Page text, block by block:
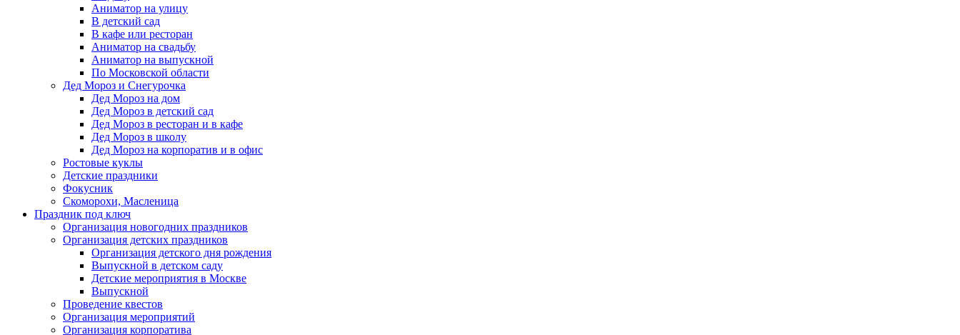
Аниматор на улицу
В детский сад
В кафе или ресторан
Аниматор на свадьбу
Аниматор на выпускной
По Московской области
Дед Мороз и Снегурочка
Дед Мороз на дом
Дед Мороз в детский сад
Дед Мороз в ресторан и в кафе
Дед Мороз в школу
Дед Мороз на корпоратив и в офис
Ростовые куклы
Детские праздники
Фокусник
Скоморохи, Масленица
Праздник под ключ
Организация новогодних праздников
Организация детских праздников
Организация детского дня рождения
Выпускной в детском саду
Детские мероприятия в Москве
Выпускной
Проведение квестов
Организация мероприятий
Организация корпоратива